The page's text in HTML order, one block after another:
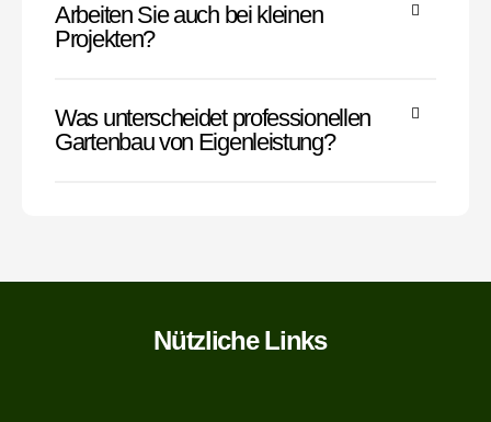
Arbeiten Sie auch bei kleinen
Projekten?
Was unterscheidet professionellen
Gartenbau von Eigenleistung?
Nützliche Links